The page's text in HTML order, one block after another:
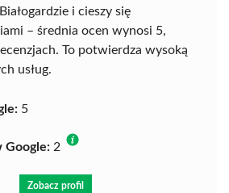
i cieszy się
– średnia ocen wynosi 5,
To potwierdza wysoką
usług.
5
Google: 2
Zobacz profil